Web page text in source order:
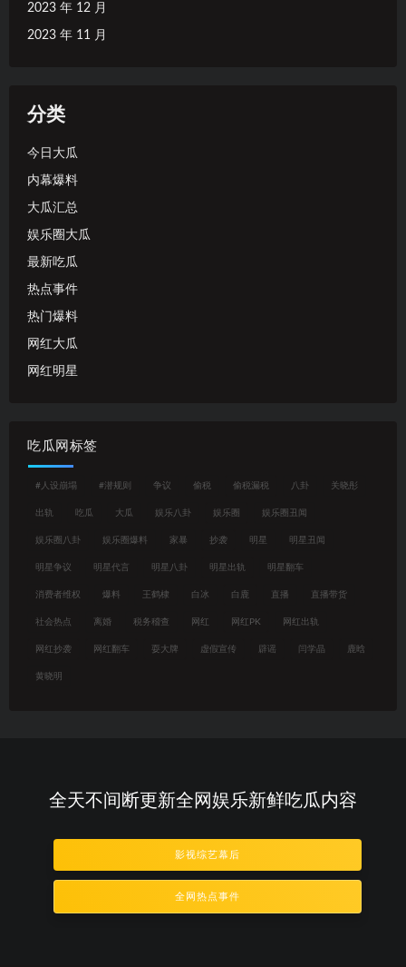
2023 年 12 月
2023 年 11 月
分类
今日大瓜
内幕爆料
大瓜汇总
娱乐圈大瓜
最新吃瓜
热点事件
热门爆料
网红大瓜
网红明星
吃瓜网标签
#人设崩塌 #潜规则 争议 偷税 偷税漏税 八卦 关晓彤
出轨 吃瓜 大瓜 娱乐八卦 娱乐圈 娱乐圈丑闻
娱乐圈八卦 娱乐圈爆料 家暴 抄袭 明星 明星丑闻
明星争议 明星代言 明星八卦 明星出轨 明星翻车
消费者维权 爆料 王鹤棣 白冰 白鹿 直播 直播带货
社会热点 离婚 税务稽查 网红 网红PK 网红出轨
网红抄袭 网红翻车 耍大牌 虚假宣传 辟谣 闫学晶 鹿晗
黄晓明
全天不间断更新全网娱乐新鲜吃瓜内容
影视综艺幕后
全网热点事件